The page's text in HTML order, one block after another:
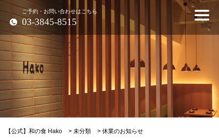
ご予約・お問い合わせはこちら
03-3845-8515
【公式】和の食 Hako >未分類 >休業のお知らせ